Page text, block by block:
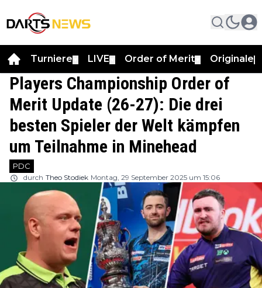
Turniere LIVE Order of Merit Originale
Players Championship Order of
Merit Update (26-27): Die drei
besten Spieler der Welt kämpfen
um Teilnahme in Minehead
PDC
durch Theo Stodiek Montag, 29 September 2025 um 15:06